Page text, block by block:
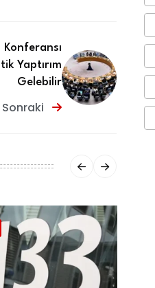
Konferansı
Yaptırım
Gelebilir
Sonraki